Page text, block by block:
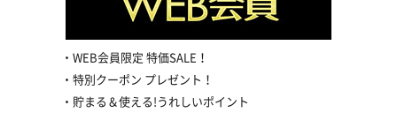
WEB会員限定 特価SALE！
特別クーポン プレゼント！
貯まる＆使える!うれしいポイント